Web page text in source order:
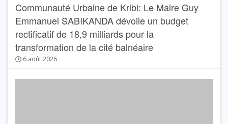
Communauté Urbaine de Kribi: Le Maire Guy
Emmanuel SABIKANDA dévoile un budget
rectificatif de 18,9 milliards pour la
transformation de la cité balnéaire
6 août 2026